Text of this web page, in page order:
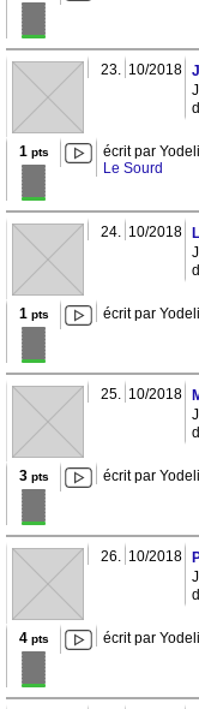
23. 10/2018
1 pts écrit par
Le Sourd
24. 10/2018
1 pts écrit par
25. 10/2018
3pts écrit par
26. 10/2018
4pts écrit par